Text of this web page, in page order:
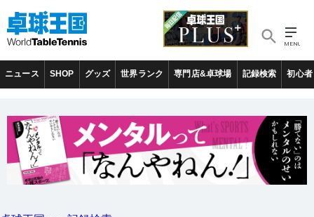
ニュース SHOP グッズ 世界ランク 専門店&卓球場 記録検索 初心者